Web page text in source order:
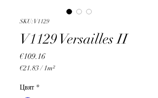
SKU: V1129
V1129 Versailles II
€109.16Price
€21.83 /1m²
per
Цвят *